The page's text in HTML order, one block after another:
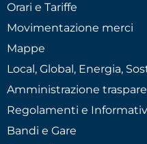
Orari e Tariffe
Movimentazione merci
Mappe
Local, Global, Energia,
Amministrazione
Regolamenti e
Bandi e Gare